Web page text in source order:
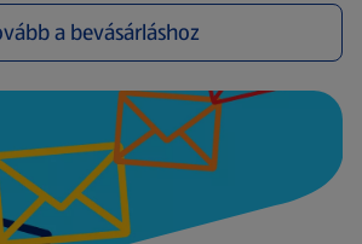
a bevásárláshoz
(új oldalon nyílik meg)